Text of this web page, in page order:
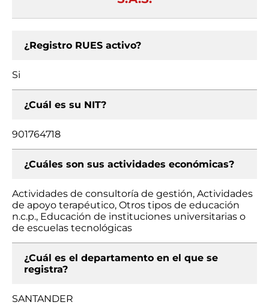
¿Registro RUES activo?
Si
¿Cuál es su NIT?
901764718
¿Cuáles son sus actividades económicas?
Actividades de consultoría de gestión, Actividades
de apoyo terapéutico, Otros tipos de educación
n.c.p., Educación de instituciones universitarias o
de escuelas tecnológicas
¿Cuál es el departamento en el que se
registra?
SANTANDER